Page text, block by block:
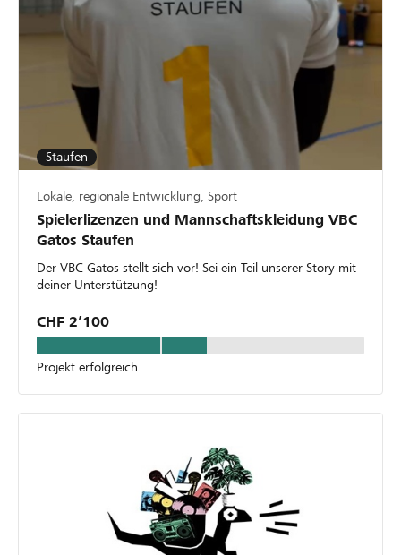
Staufen
Lokale, regionale Entwicklung, Sport
Spielerlizenzen und Mannschaftskleidung VBC
Gatos Staufen
Der VBC Gatos stellt sich vor! Sei ein Teil unserer Story mit
deiner Unterstützung!
CHF 2’100
Projekt erfolgreich